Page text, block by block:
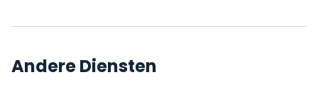
Andere Diensten